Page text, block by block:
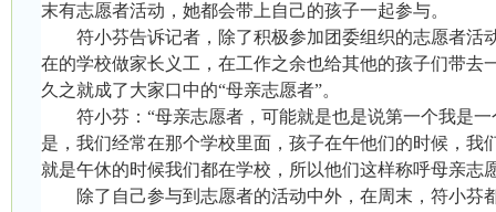
末有志愿者活动，她都会带上自己的孩子一起参与。
符小芬告诉记者，除了积极参加团委组织的志愿者活
在的学校做家长义工，在工作之余也给其他的孩子们带去
久之就成了大家口中的“母亲志愿者”。
符小芬：“母亲志愿者，可能就是也是说第一个我是
是，我们经常在那个学校里面，孩子在午他们的时候，我
就是午休的时候我们都在学校，所以他们这样称呼母亲志
除了自己参与到志愿者的活动中外，在周末，符小芬